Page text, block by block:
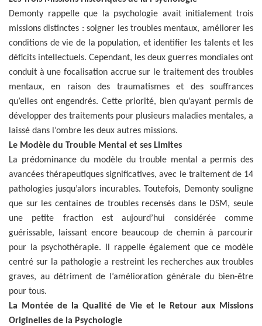
Demonty rappelle que la psychologie avait initialement trois
missions distinctes : soigner les troubles mentaux, améliorer les
conditions de vie de la population, et identifier les talents et les
déficits intellectuels. Cependant, les deux guerres mondiales ont
conduit à une focalisation accrue sur le traitement des troubles
mentaux, en raison des traumatismes et des souffrances
qu’elles ont engendrés. Cette priorité, bien qu’ayant permis de
développer des traitements pour plusieurs maladies mentales, a
laissé dans l’ombre les deux autres missions.
Le Modèle du Trouble Mental et ses Limites
La prédominance du modèle du trouble mental a permis des
avancées thérapeutiques significatives, avec le traitement de 14
pathologies jusqu’alors incurables. Toutefois, Demonty souligne
que sur les centaines de troubles recensés dans le DSM, seule
une petite fraction est aujourd’hui considérée comme
guérissable, laissant encore beaucoup de chemin à parcourir
pour la psychothérapie. Il rappelle également que ce modèle
centré sur la pathologie a restreint les recherches aux troubles
graves, au détriment de l’amélioration générale du bien-être
pour tous.
La Montée de la Qualité de Vie et le Retour aux Missions
Originelles de la Psychologie